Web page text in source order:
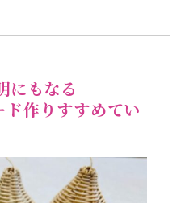
にもなる
作りすすめてい